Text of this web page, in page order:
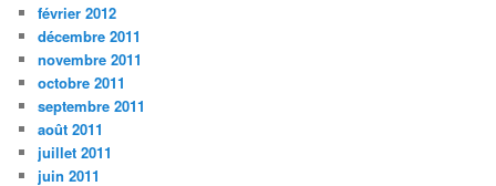
février 2012
décembre 2011
novembre 2011
octobre 2011
septembre 2011
août 2011
juillet 2011
juin 2011